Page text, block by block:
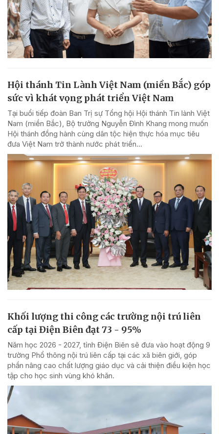
Hội thánh Tin Lành Việt Nam (miền Bắc) góp
sức vì khát vọng phát triển Việt Nam
Tại buổi tiếp đoàn Ban Trị sự Tổng hội Hội thánh Tin lành Việt
Nam (miền Bắc), Bộ trưởng Nguyễn Đình Khang mong muốn
Hội thánh đồng hành cùng dân tộc hiện thực hóa mục tiêu
đưa Việt Nam trở thành nước phát triển...
Khối lượng thi công các trường nội trú liên
cấp tại Điện Biên đạt 73 - 95%
Năm học 2026 - 2027, tỉnh Điện Biên sẽ đưa vào hoạt động 9
trường Phổ thông nội trú liên cấp tại các xã biên giới, góp
phần nâng cao chất lượng giáo dục và cải thiện điều kiện học
tập cho học sinh vùng khó khăn.